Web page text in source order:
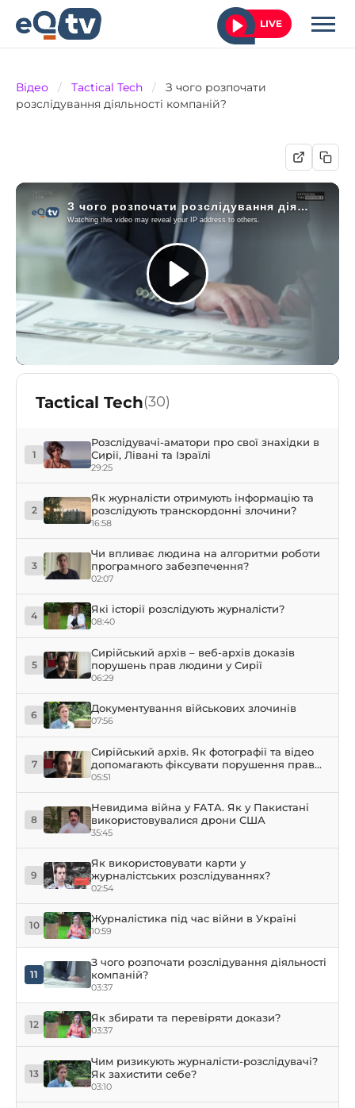
LIVE
Відео / Tactical Tech /
З чого розпочати
розслідування діяльності компаній?
Tactical Tech(30)
1
Розслідувачі-аматори про свої знахідки в
Сирії, Лівані та Ізраїлі
29:25
2
Як журналісти отримують інформацію та
розслідують транскордонні злочини?
16:58
3
Чи впливає людина на алгоритми роботи
програмного забезпечення?
02:07
4 Які історії розслідують журналісти?
08:40
5
Сирійський архів – веб-архів доказів
порушень прав людини у Сирії
06:29
6 Документування військових злочинів
07:56
7
Сирійський архів. Як фотографії та відео
допомагають фіксувати порушення прав
людини у Сирії
05:51
8
Невидима війна у FATA. Як у Пакистані
використовувалися дрони США
35:45
9
Як використовувати карти у
журналістських розслідуваннях?
02:54
10 Журналістика під час війни в Україні
10:59
11
З чого розпочати розслідування діяльності
компаній?
03:37
12 Як збирати та перевіряти докази?
03:37
13
Чим ризикують журналісти-розслідувачі?
Як захистити себе?
03:10